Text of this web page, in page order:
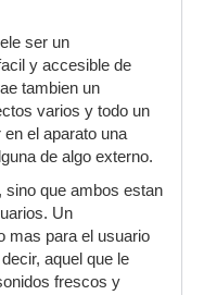
ser un
y accesible de
tambien un
varios y todo un
el aparato una
de algo externo.
sino que ambos estan
Un
mas para el usuario
aquel que le
frescos y